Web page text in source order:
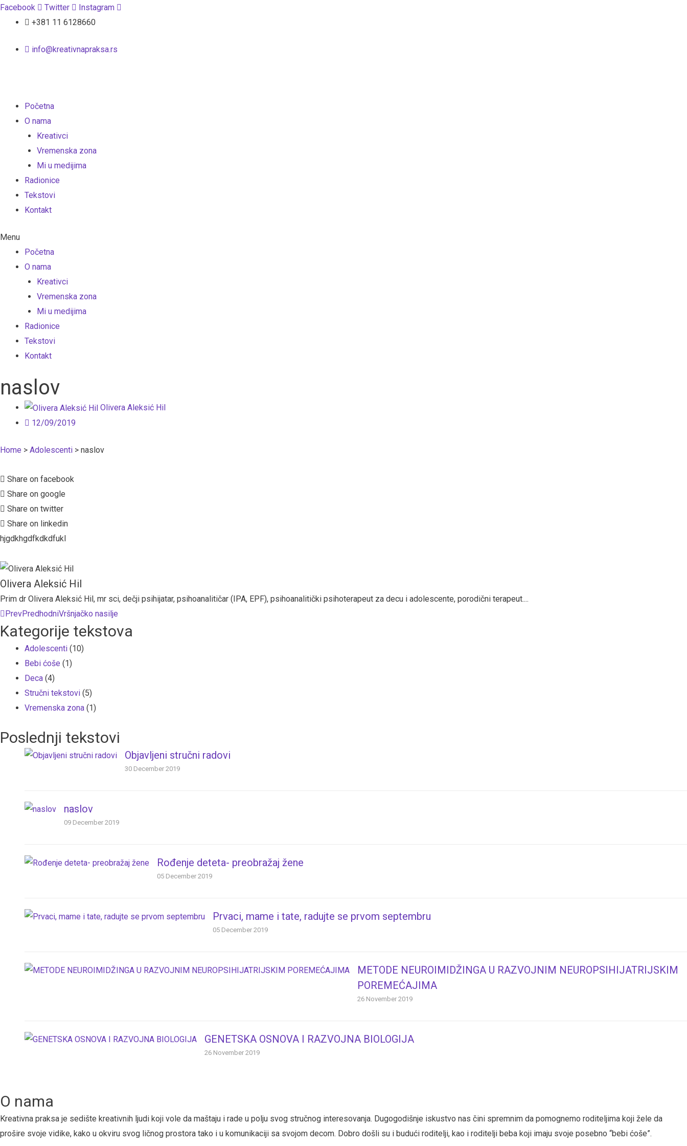
Facebook Twitter
Instagram
+381 11 6128660
info@kreativnapraksa.rs
Početna
O nama
Kreativci
Vremenska zona
Mi u medijima
Radionice
Tekstovi
Kontakt
Menu
Početna
O nama
Kreativci
Vremenska zona
Mi u medijima
Radionice
Tekstovi
Kontakt
naslov
Olivera Aleksić Hil
12/09/2019
Home > Adolescenti > naslov
Share on facebook
Share on google
Share on twitter
Share on linkedin
hjgdkhgdfkdkdfukl
Olivera Aleksić Hil
Prim dr Olivera Aleksić Hil, mr sci, dečji psihijatar, psihoanalitičar (IPA, EPF), psihoanalitički psihoterapeut za decu i adolescente, porodični terapeut....
PrevPredhodniVršnjačko nasilje
Kategorije tekstova
Adolescenti (10)
Bebi ćoše (1)
Deca (4)
Stručni tekstovi (5)
Vremenska zona (1)
Poslednji tekstovi
Objavljeni stručni radovi
30 December 2019
naslov
09 December 2019
Rođenje deteta- preobražaj žene
05 December 2019
Prvaci, mame i tate, radujte se prvom septembru
05 December 2019
METODE NEUROIMIDŽINGA U RAZVOJNIM NEUROPSIHIJATRIJSKIM
POREMEĆAJIMA
26 November 2019
GENETSKA OSNOVA I RAZVOJNA BIOLOGIJA
26 November 2019
O nama
Kreativna praksa je sedište kreativnih ljudi koji vole da maštaju i rade u polju svog stručnog interesovanja. Dugogodišnje iskustvo nas čini spremnim da pomognemo roditeljima koji žele da
prošire svoje vidike, kako u okviru svog ličnog prostora tako i u komunikaciji sa svojom decom. Dobro došli su i budući roditelji, kao i roditelji beba koji imaju svoje posebno “bebi ćoše”.